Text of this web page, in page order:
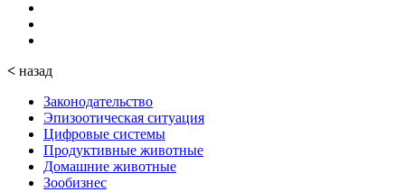
< назад
Законодательство
Эпизоотическая ситуация
Цифровые системы
Продуктивные животные
Домашние животные
Зообизнес